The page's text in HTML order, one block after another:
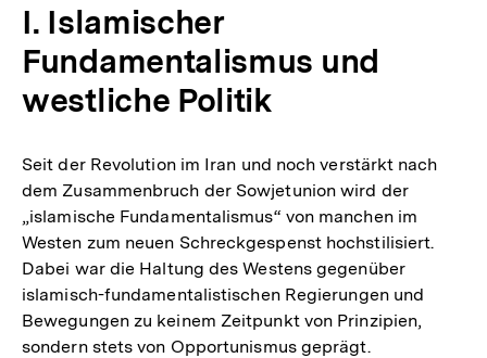
I. Islamischer
Fundamentalismus und
westliche Politik
Seit der Revolution im Iran und noch verstärkt nach
dem Zusammenbruch der Sowjetunion wird der
„islamische Fundamentalismus“ von manchen im
Westen zum neuen Schreckgespenst hochstilisiert.
Dabei war die Haltung des Westens gegenüber
islamisch-fundamentalistischen Regierungen und
Bewegungen zu keinem Zeitpunkt von Prinzipien,
sondern stets von Opportunismus geprägt.